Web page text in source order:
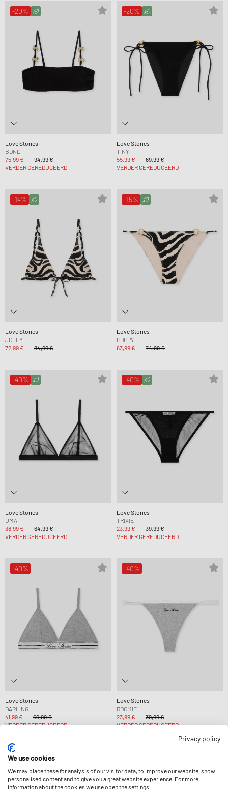
-20%
Love Stories
BOND
75,99 €
94,99 €
VERDER GEREDUCEERD
-20%
Love Stories
TINY
55,99 €
69,99 €
VERDER GEREDUCEERD
-14%
Love Stories
JOLLY
72,99 €
84,99 €
-15%
Love Stories
POPPY
63,99 €
74,99 €
-40%
Love Stories
UMA
38,99 €
64,99 €
VERDER GEREDUCEERD
-40%
Love Stories
TRIXIE
23,99 €
39,99 €
VERDER GEREDUCEERD
-40%
Love Stories
DARLING
41,99 €
69,99 €
VERDER GEREDUCEERD
-40%
Love Stories
ROOMIE
23,99 €
39,99 €
VERDER GEREDUCEERD
-40%
Privacy policy
We use cookies
We may place these for analysis of our visitor data, to improve our website, show
personalised content and to give you a great website experience. For more
information about the cookies we use open the settings.